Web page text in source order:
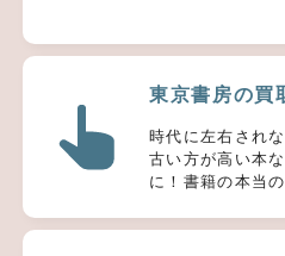
東京書房の買
時代に左右され
古い方が高い本
に！書籍の本当